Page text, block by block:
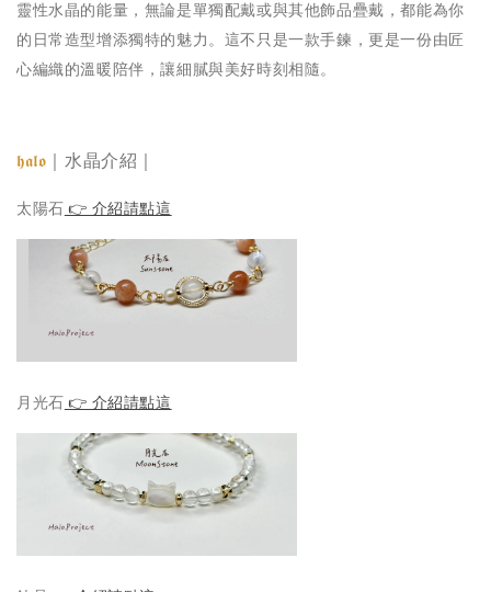
靈性水晶的能量，無論是單獨配戴或與其他飾品疊戴，都能為你
的日常造型增添獨特的魅力。這不只是一款手鍊，更是一份由匠
心編織的溫暖陪伴，讓細膩與美好時刻相隨。
𝖍𝖆𝖑𝖔 ｜水晶介紹｜
太陽石 👉 介紹請點這
月光石 👉 介紹請點這